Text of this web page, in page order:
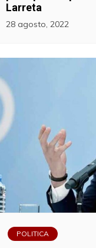
Larreta
28 agosto, 2022
POLITICA